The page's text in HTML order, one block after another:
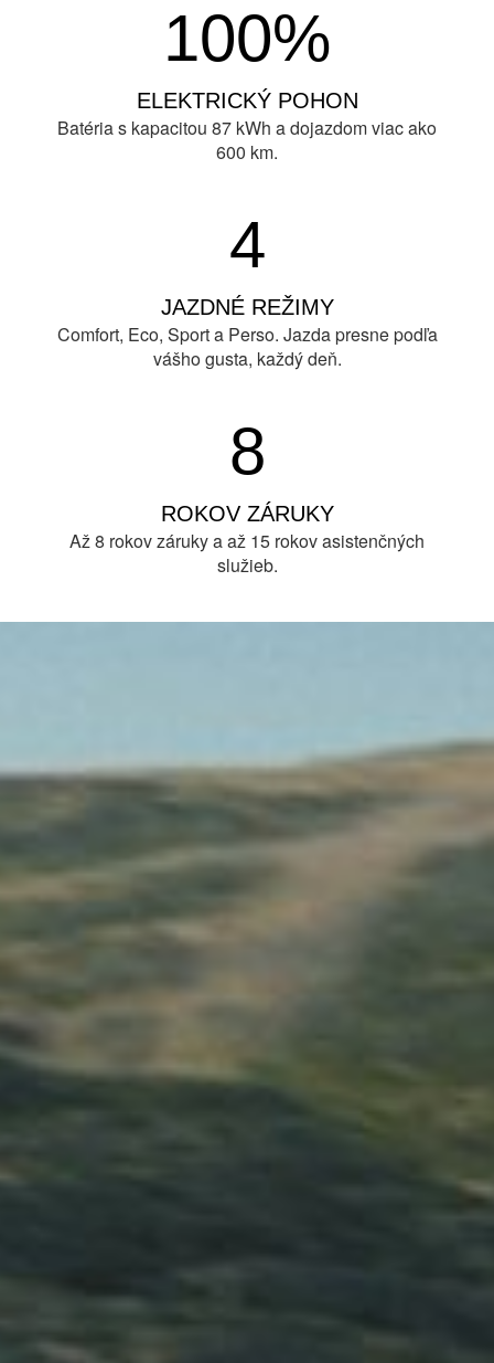
100%
ELEKTRICKÝ POHON
Batéria s kapacitou 87 kWh a dojazdom viac ako
600 km.
4
JAZDNÉ REŽIMY
Comfort, Eco, Sport a Perso. Jazda presne podľa
vášho gusta, každý deň.
8
ROKOV ZÁRUKY
Až 8 rokov záruky a až 15 rokov asistenčných
služieb.